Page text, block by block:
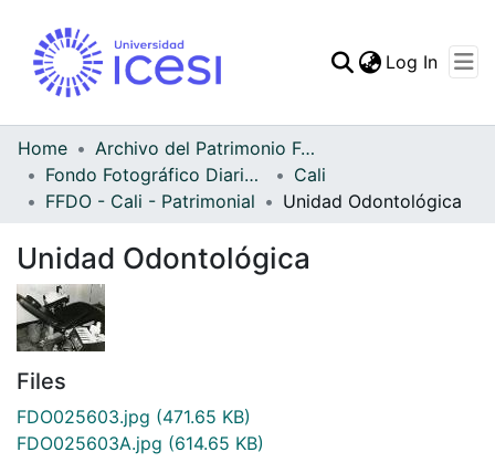
Statistics
Log In
Home
Archivo del Patrimonio Fotográfico y Fílmico del Valle del Cauca
Fondo Fotográfico Diario Occidente
Cali
FFDO - Cali - Patrimonial
Unidad Odontológica
Unidad Odontológica
Files
FDO025603.jpg (471.65 KB)
FDO025603A.jpg (614.65 KB)